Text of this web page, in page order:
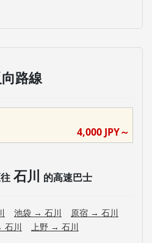
路線
4,000 JPY～
石川 的高速巴士
池袋 → 石川 原宿 → 石川
石川 上野 → 石川